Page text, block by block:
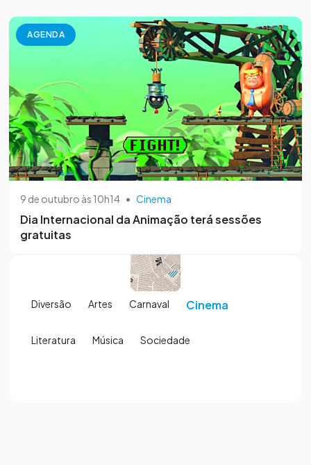
AGENDA
9 de outubro às 10h14 • Cinema
Dia Internacional da Animação terá sessões
gratuitas
Diversão Artes Carnaval Cinema
Literatura Música Sociedade